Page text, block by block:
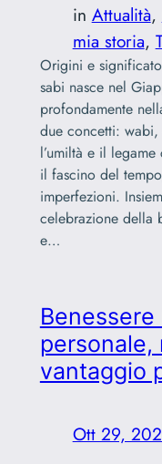
in Attualità,
mia storia,
Origini e
sabi nasce nel
profondamente
due concetti:
l’umiltà e il
il fascino del
imperfezioni.
celebrazione della
e…
personale,
vantaggio
Ott 29,